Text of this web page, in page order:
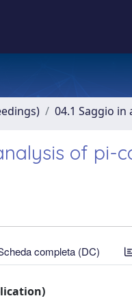
04.1 Saggio
of pi-
completa (DC)